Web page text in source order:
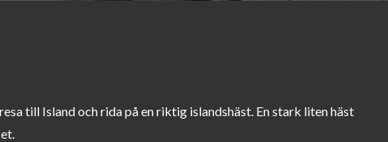
till Island och rida på en riktig islandshäst. En stark liten häst